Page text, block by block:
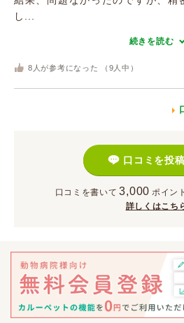
し...
続きを読む
8 人が参考になった （ 9 人中）
口コミを投
口コミを書いて 3,000 ポイント
詳しくはこち